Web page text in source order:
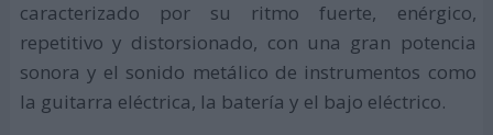
caracterizado por su ritmo fuerte, enérgico,
repetitivo y distorsionado, con una gran potencia
sonora y el sonido metálico de instrumentos como
la guitarra eléctrica, la batería y el bajo eléctrico.